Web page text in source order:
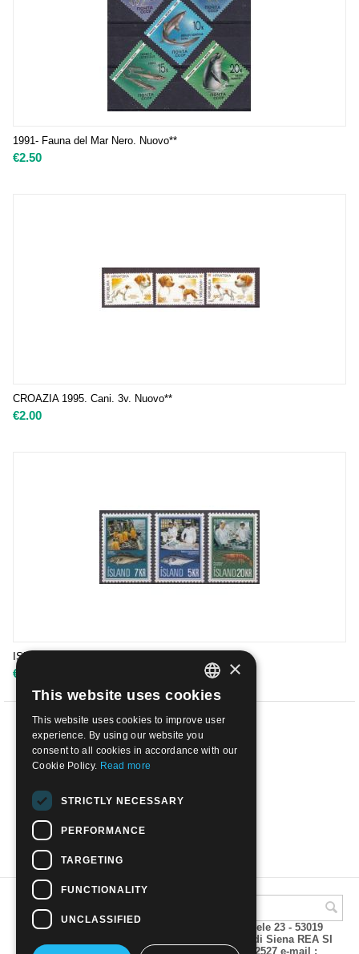
1991- Fauna del Mar Nero. Nuovo**
€2.50
CROAZIA 1995. Cani. 3v. Nuovo**
€2.00
ISLANDA 1971 - PESCI DEL MARE DEL NORD
€
PREV
SHOW MORE
A.M.Phil di Andrea Mulinacci P.za V. Emanuele 23 - 53019
VAGLIAGLI (Siena) P.IVA 00815490529 CCIAA di Siena REA SI
93025 Tel 0577 321001 - Fax 0577 321800/322527 e-mail :
ITALIAN
ENGLISH
×
This website uses cookies
This website uses cookies to improve user
experience. By using our website you
consent to all cookies in accordance with our
Cookie Policy. Read more
STRICTLY NECESSARY
PERFORMANCE
TARGETING
FUNCTIONALITY
UNCLASSIFIED